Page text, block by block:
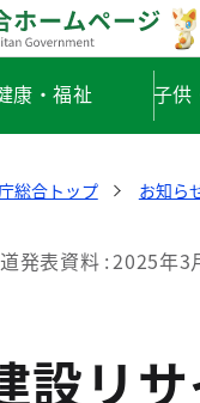
康・福祉 子供
総合トップ お知ら
発表資料 2025年3
設リ